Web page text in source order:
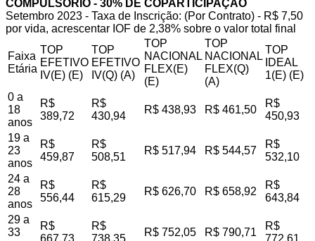
COMPULSÓRIO - 30% DE COPARTICIPAÇÃO
Setembro 2023 - Taxa de Inscrição: (Por Contrato) - R$ 7,50
por vida, acrescentar IOF de 2,38% sobre o valor total final
Faixa
Etária
TOP
EFETIVO
IV(E) (E)
TOP
EFETIVO
IV(Q) (A)
TOP
NACIONAL
FLEX(E)
(E)
TOP
NACIONAL
FLEX(Q)
(A)
TOP
IDEAL
1(E) (E)
0 a
18
anos
R$
389,72
R$
430,94
R$ 438,93 R$ 461,50
R$
450,93
19 a
23
anos
R$
459,87
R$
508,51
R$ 517,94 R$ 544,57
R$
532,10
24 a
28
anos
R$
556,44
R$
615,29
R$ 626,70 R$ 658,92
R$
643,84
29 a
33
R$
R$
R$ 752,05 R$ 790,71
R$